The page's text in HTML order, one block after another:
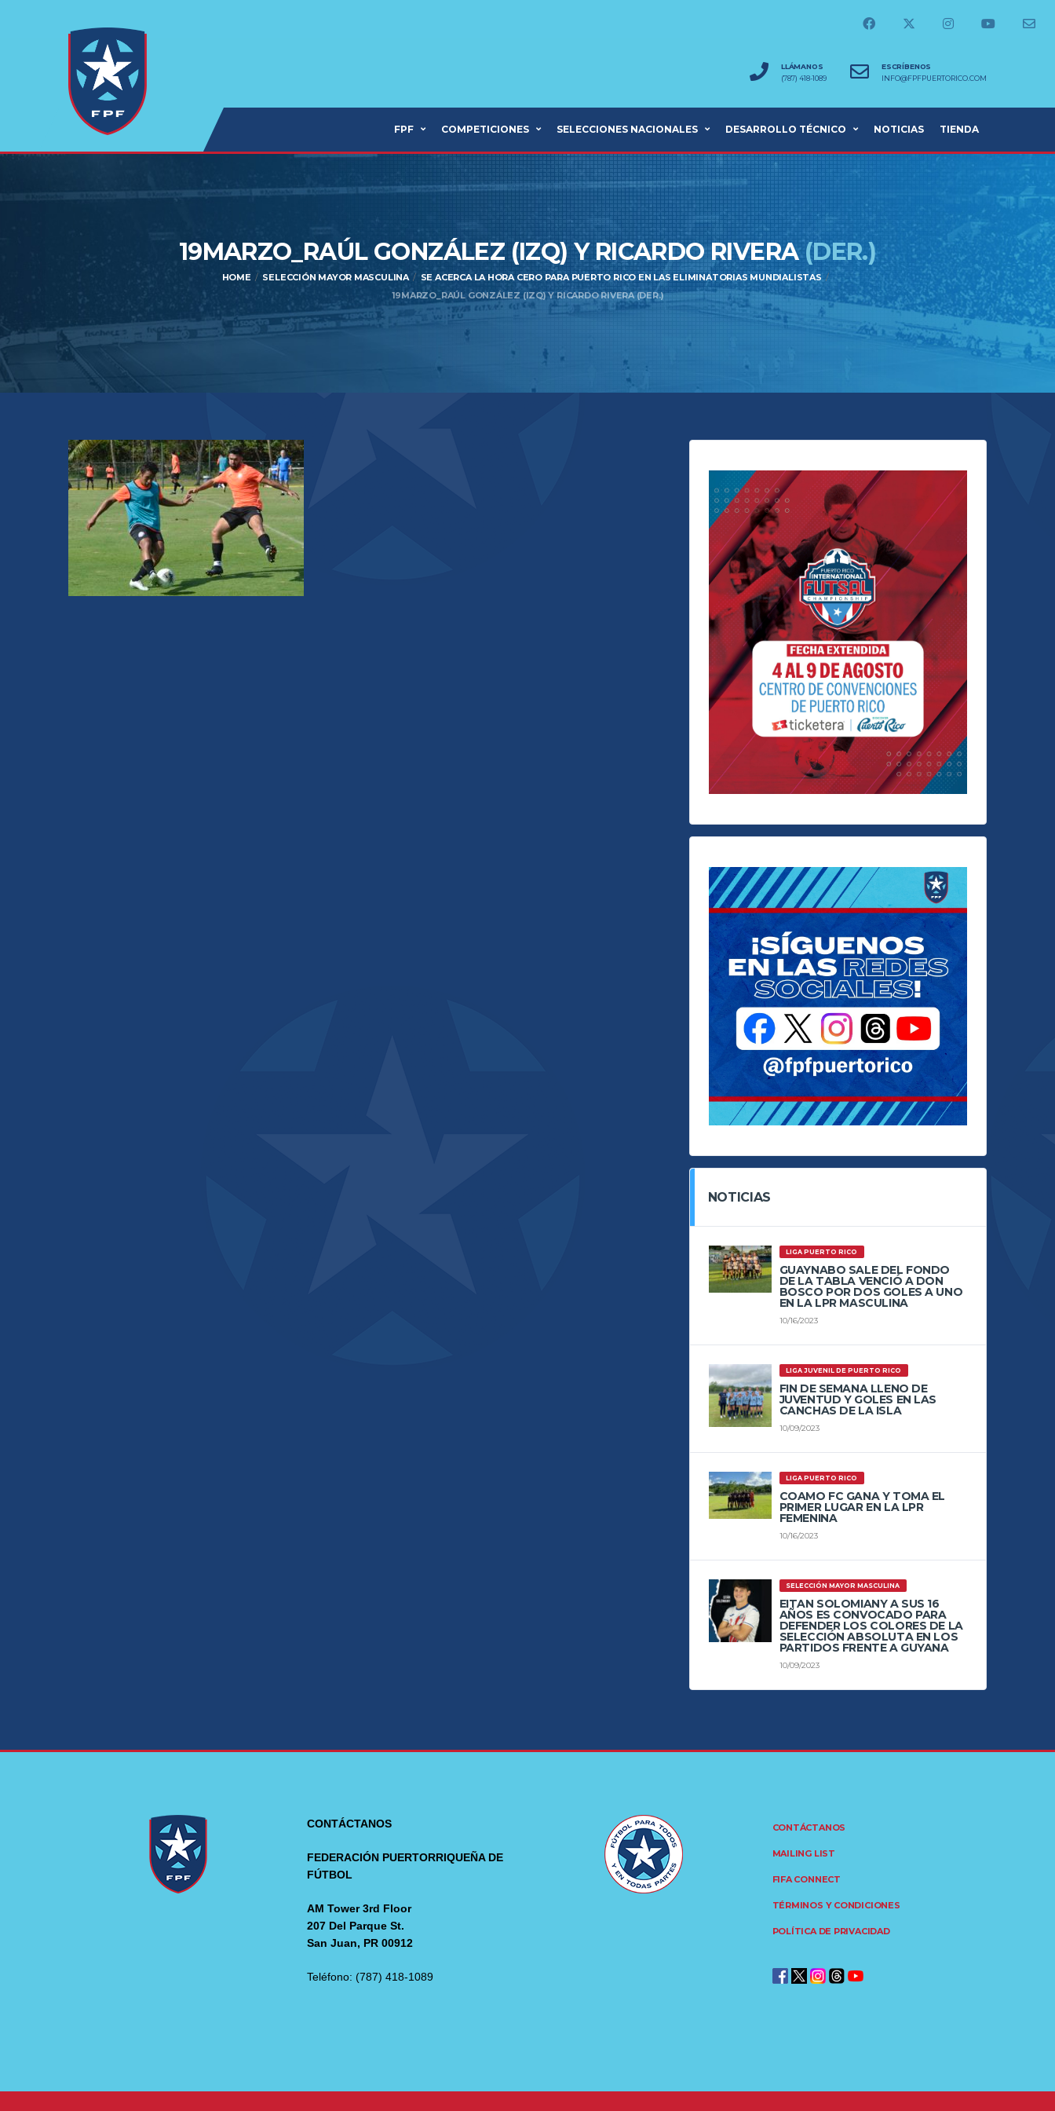
LLÁMANOS
(787) 418-1089
ESCRÍBENOS
INFO@FPFPUERTORICO.COM
FPF COMPETICIONES SELECCIONES NACIONALES DESARROLLO TÉCNICO NOTICIAS TIENDA
19MARZO_RAÚL GONZÁLEZ (IZQ) Y RICARDO RIVERA(DER.)
HOME SELECCIÓN MAYOR MASCULINA
SE ACERCA LA HORA CERO PARA PUERTO RICO EN LAS ELIMINATORIAS MUNDIALISTAS
19MARZO_RAÚL GONZÁLEZ (IZQ) Y RICARDO RIVERA (DER.)
NOTICIAS
LIGA PUERTO RICO
GUAYNABO SALE DEL FONDO
DE LA TABLA VENCIÓ A DON
BOSCO POR DOS GOLES A UNO
EN LA LPR MASCULINA
10/16/2023
LIGA JUVENIL DE PUERTO RICO
FIN DE SEMANA LLENO DE
JUVENTUD Y GOLES EN LAS
CANCHAS DE LA ISLA
10/09/2023
LIGA PUERTO RICO
COAMO FC GANA Y TOMA EL
PRIMER LUGAR EN LA LPR
FEMENINA
10/16/2023
SELECCIÓN MAYOR MASCULINA
EITAN SOLOMIANY A SUS 16
AÑOS ES CONVOCADO PARA
DEFENDER LOS COLORES DE LA
SELECCIÓN ABSOLUTA EN LOS
PARTIDOS FRENTE A GUYANA
10/09/2023
CONTÁCTANOS
FEDERACIÓN PUERTORRIQUEÑA DE
FÚTBOL
AM Tower 3rd Floor
207 Del Parque St.
San Juan, PR 00912
Teléfono: (787) 418-1089
CONTÁCTANOS
MAILING LIST
FIFA CONNECT
TÉRMINOS Y CONDICIONES
POLÍTICA DE PRIVACIDAD